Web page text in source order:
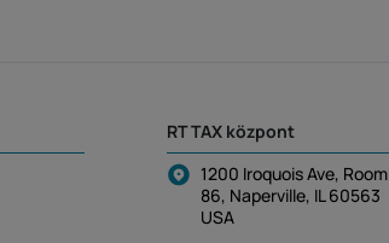
RT TAX központ
1200 Iroquois Ave, Room
86, Naperville, IL 60563
USA